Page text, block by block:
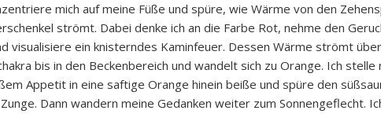
mich auf meine Füße und spüre, wie Wärme von den
strömt. Dabei denke ich an die Farbe Rot, nehme den
visualisiere ein knisterndes Kaminfeuer. Dessen Wärme strömt
bis in den Beckenbereich und wandelt sich zu Orange. Ich stelle
Appetit in eine saftige Orange hinein beiße und spüre den
Dann wandern meine Gedanken weiter zum Sonnengeflecht.